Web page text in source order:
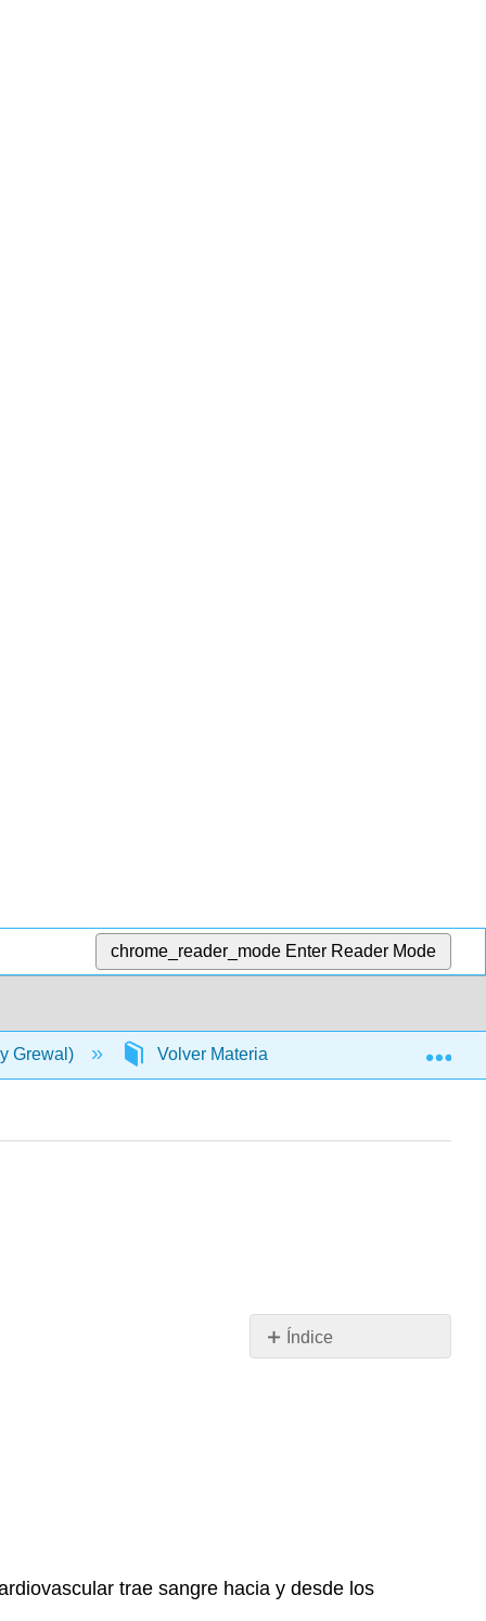
chrome_reader_mode Enter Reader Mode
Grewal) Volver Materia Respuestas
Índice
respuestas
trae sangre hacia y desde los